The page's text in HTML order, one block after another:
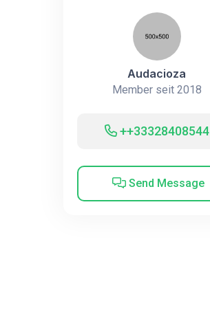
Audacioza
Member seit 2018
++33328408544
Send Message